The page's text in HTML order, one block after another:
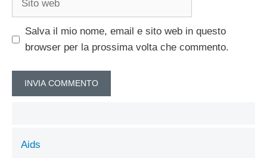
Salva il mio nome, email e sito web in questo
browser per la prossima volta che commento.
Aids